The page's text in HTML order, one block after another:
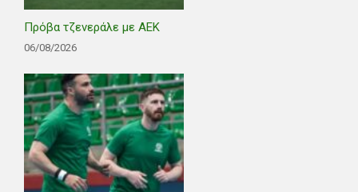
Πρόβα τζενεράλε με ΑΕΚ
06/08/2026